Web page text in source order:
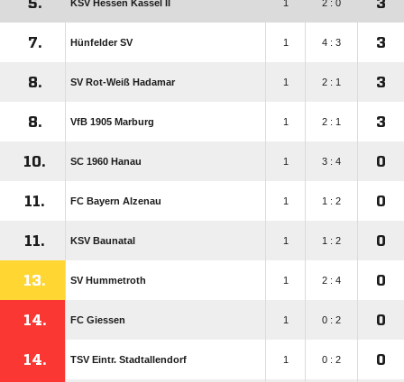
5. KSV Hessen Kassel II 1 2 : 0 3
7. Hünfelder SV 1 4 : 3 3
8. SV Rot-Weiß Hadamar 1 2 : 1 3
8. VfB 1905 Marburg 1 2 : 1 3
10. SC 1960 Hanau 1 3 : 4 0
11. FC Bayern Alzenau 1 1 : 2 0
11. KSV Baunatal 1 1 : 2 0
13. SV Hummetroth 1 2 : 4 0
14. FC Giessen 1 0 : 2 0
14. TSV Eintr. Stadtallendorf 1 0 : 2 0